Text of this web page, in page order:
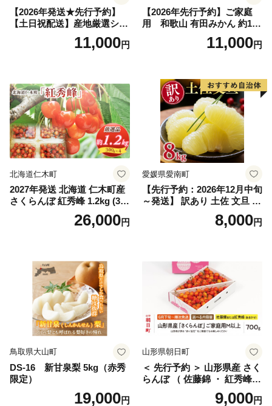
【2026年発送★先行予約】
【土日祝配送】産地厳選シャ
インマスカット1.2kg～1.3kg
（2房～3房）※沖縄・離島配
笛吹市 山梨県 フルーツ 果物
ぶどう 葡萄 大粒 シャインマ
スカット おすすめ シャイン
マスカット 贈答 ギフト 産地
笛吹市 シャインマスカット
笛吹 葡萄 国産 ぶどう 人気
国産 1.2kg 先行｜
11,000円
【2026年先行予約】ご家庭
用 和歌山 有田みかん 約10k
g (2L、3Lサイズ)【湯浅町】
11,000円
北海道仁木町
2027年発送 北海道 仁木町産
さくらんぼ 紅秀峰 1.2kg (300
g×4パック) Lサイズ以上 旬
桜桃 産地直送 サクランボ チ
26,000円
愛媛県愛南町
【先行予約：2026年12月中旬
～発送】 訳あり 土佐 文旦 8k
g (Mサイズ以上サイズミック
ス) 8000円 わけあり ぶんた
産 農家直送 期間限定 特産品
サイズミックス くらもとフ
ァーム 愛南町 愛媛県
8,000円
鳥取県大山町
DS-16 新甘泉梨 5kg（赤秀
限定）
19,000円
山形県朝日町
＜ 先行予約 ＞ 山形県産 さく
らんぼ （ 佐藤錦 ・ 紅秀峰
） ご家庭用 M以上 700g 【20
26年6月下旬から7月上旬発
9,000円